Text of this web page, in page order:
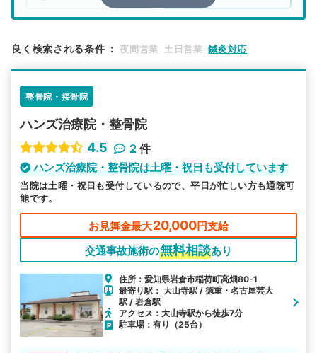
検索する
駅から探す 院名から探す
良く検索される条件 ： 夜間営業 土日営業 鍼灸対応
整骨院・接骨院
ハンズ治療院・整骨院
4.5
2 件
ハンズ治療院・整骨院は土曜・祝日も受付しています
当院は土曜・祝日も受付しているので、平日が忙しい方も通院可
能です。
お見舞金最大20,000円支給
交通事故施術の無料相談あり
住所：愛知県岩倉市稲荷町高畑80-1
最寄り駅： 大山寺駅 / 徳重・名古屋芸大
駅 / 岩倉駅
アクセス：大山寺駅から徒歩7分
駐車場：有り（25台）